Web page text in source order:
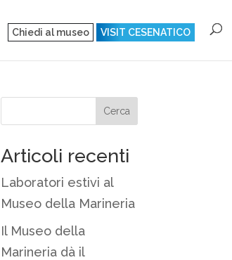
Chiedi al museo VISIT CESENATICO
Articoli recenti
Laboratori estivi al
Museo della Marineria
Il Museo della
Marineria dà il